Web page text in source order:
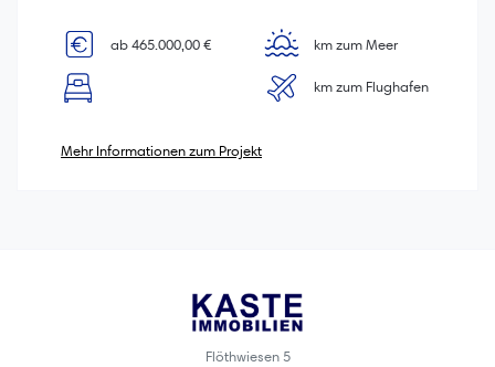
ab 465.000,00 € km zum Meer
km zum Flughafen
Mehr Informationen zum Projekt
Flöthwiesen 5